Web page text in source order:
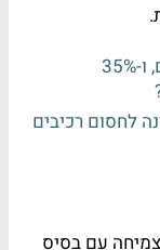
טאואר עם אפסייד של 55% מהפועלים, ו-35%
לחסום רכיבים
עם בסיס